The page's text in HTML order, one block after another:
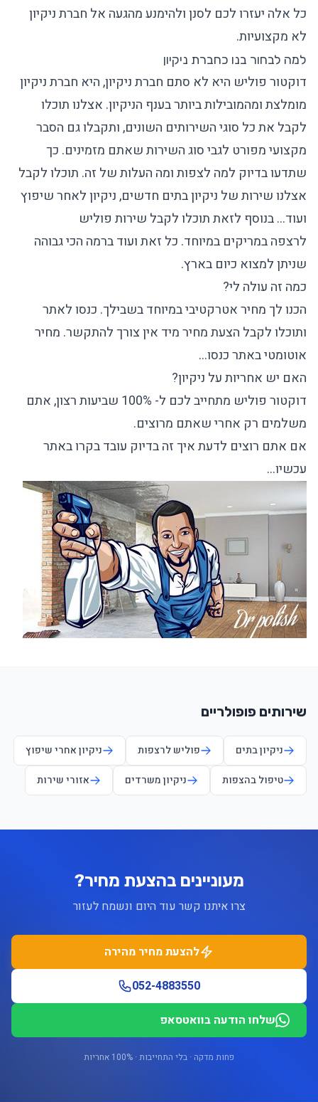
כל אלה יעזרו לכם לסנן ולהימנע מהגעה אל חברת ניקיון
לא מקצועיות.
למה לבחור בנו כחברת ניקיון
דוקטור פוליש היא לא סתם חברת ניקיון, היא חברת ניקיון
מומלצת ומהמובילות ביותר בענף הניקיון. אצלנו תוכלו
לקבל את כל סוגי השירותים השונים, ותקבלו גם הסבר
מקצועי מפורט לגבי סוג השירות שאתם מזמינים. כך
שתדעו בדיוק למה לצפות ומה העלות של זה. תוכלו לקבל
אצלנו שירות של ניקיון בתים חדשים, ניקיון לאחר שיפוץ
ועוד… בנוסף לזאת תוכלו לקבל שירות פוליש
לרצפהבמריקים במיוחד. כל זאת ועוד ברמה הכי גבוהה
שניתן למצוא כיום בארץ.
כמה זה עולה לי?
הכנו לך מחיר אטרקטיבי במיוחד בשבילך. כנסו לאתר
ותוכלו לקבל הצעת מחיר מיד אין צורך להתקשר. מחיר
אוטומטי באתר כנסו…
האם יש אחריות על ניקיון?
דוקטור פוליש מתחייב לכם ל- 100% שביעות רצון, אתם
משלמים רק אחרי שאתם מרוצים.
אם אתם רוצים לדעת איך זה בדיוק עובד בקרו באתר
עכשיו…
שירותים פופולריים
ניקיון בתים פוליש לרצפות
ניקיון אחרי שיפוץ
טיפול בהצפות
ניקיון משרדים אזורי שירות
מעוניינים בהצעת מחיר?
צרו איתנו קשר עוד היום ונשמח לעזור
להצעת מחיר מהירה
052-4883550
שלחו הודעה בוואטסאפ
פחות מדקה · בלי התחייבות · 100% אחריות